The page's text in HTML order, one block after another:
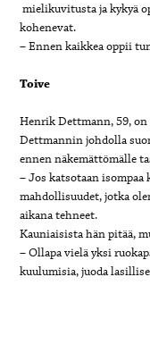
mielikuvitusta ja kykyä
kohenevat.
– Ennen kaikkea oppii
Toive
Henrik Dettmann, 59,
Dettmannin johdolla
ennen näkemättömälle
– Jos katsotaan isompaa
mahdollisuudet, jotka
aikana tehneet.
Kauniaisista hän pitää,
– Ollapa vielä yksi
kuulumisia, juoda